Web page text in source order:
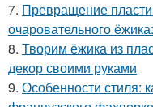
7. Превращение
очаровательного
8. Творим ёжика из
декор своими руками
9. Особенности стиля: